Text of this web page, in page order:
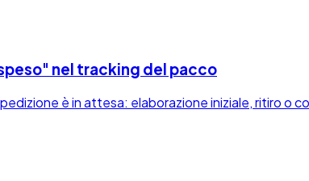
nel tracking del pacco
è in attesa: elaborazione iniziale, ritiro o